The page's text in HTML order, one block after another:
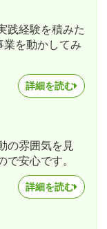
践経験を積みた
業を動かしてみ
詳細を読む
の雰囲気を見
安心です。
詳細を読む